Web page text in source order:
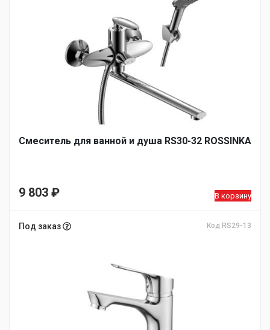
Смеситель для ванной и душа RS30-32 ROSSINKA
9 803 ₽ В корзину
Под заказ Код RS29-13